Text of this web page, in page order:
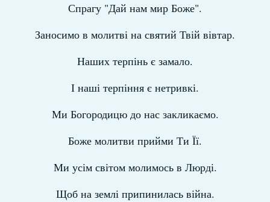
Спрагу "Дай нам мир Боже".
Заносимо в молитві на святий Твій вівтар.
Наших терпінь є замало.
І наші терпіння є нетривкі.
Ми Богородицю до нас закликаємо.
Боже молитви прийми Ти Її.
Ми усім світом молимось в Люрді.
Щоб на землі припинилась війна.